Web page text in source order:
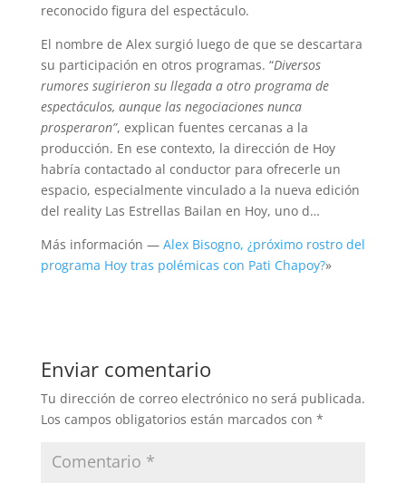
reconocido figura del espectáculo.
El nombre de Alex surgió luego de que se descartara
su participación en otros programas. “Diversos
rumores sugirieron su llegada a otro programa de
espectáculos, aunque las negociaciones nunca
prosperaron”, explican fuentes cercanas a la
producción. En ese contexto, la dirección de Hoy
habría contactado al conductor para ofrecerle un
espacio, especialmente vinculado a la nueva edición
del reality Las Estrellas Bailan en Hoy, uno d…
Más información — Alex Bisogno, ¿próximo rostro del
programa Hoy tras polémicas con Pati Chapoy?»
Enviar comentario
Tu dirección de correo electrónico no será publicada.
Los campos obligatorios están marcados con *